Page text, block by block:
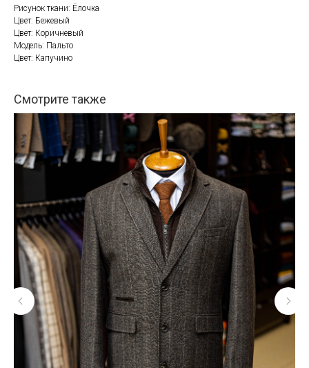
Рисунок ткани: Ёлочка
Цвет: Бежевый
Цвет: Коричневый
Модель: Пальто
Цвет: Капучино
Смотрите также